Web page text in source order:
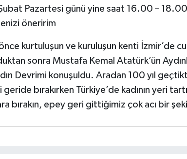
Pazartesi günü yine saat 16.00 – 18.00
öneririm
kurtuluşun ve kuruluşun kenti İzmir’de
sonra Mustafa Kemal Atatürk’ün
Devrimi konuşuldu. Aradan 100 yıl
geride bırakırken Türkiye’de kadının yeri
bırakın, epey geri gittiğimiz çok acı bir